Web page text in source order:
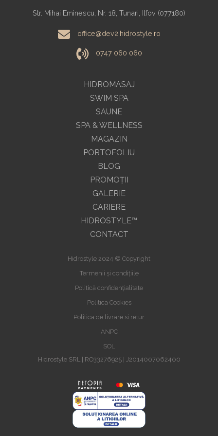
HIDROMASAJ
SWIM SPA
SAUNE
SPA & WELLNESS
MAGAZIN
Str. Mihai Eminescu, Nr. 18, Tunari, Ilfov (077180)
office@dev2.hidrostyle.ro
0747 060 060
PORTOFOLIU
BLOG
PROMOŢII
GALERIE
CARIERE
HIDROSTYLE™
CONTACT
Hidrostyle 2024 © Copyright
Termenii și condițiile
Politică confidențialitate
Politica Cookies
Politica de livrare si retur
ANPC
SOL
Hidrostyle SRL | RO33276925 | J2014007062400